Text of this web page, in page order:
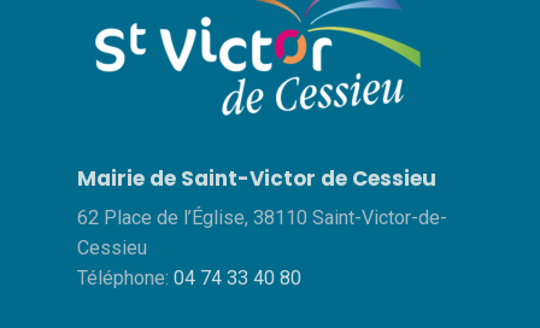
Mairie de Saint-Victor de Cessieu
62 Place de l’Église, 38110 Saint-Victor-de-
Cessieu
Téléphone: 04 74 33 40 80